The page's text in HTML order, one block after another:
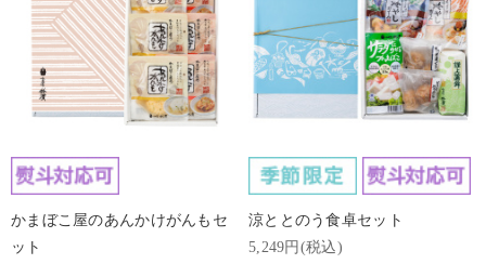
かまぼこ屋のあんかけがんもセ
ット
涼ととのう食卓セット
5,249円(税込)